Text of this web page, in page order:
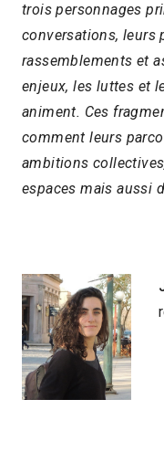
trois personnages
conversations, leurs
rassemblements et
enjeux, les luttes et
animent. Ces
comment leurs
ambitions
espaces mais aussi